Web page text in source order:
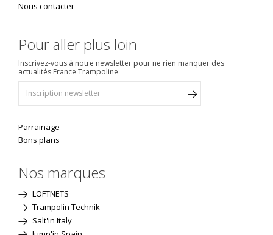
Nous contacter
Pour aller plus loin
Inscrivez-vous à notre newsletter pour ne rien manquer des
actualités France Trampoline
Parrainage
Bons plans
Nos marques
LOFTNETS
Trampolin Technik
Salt'in Italy